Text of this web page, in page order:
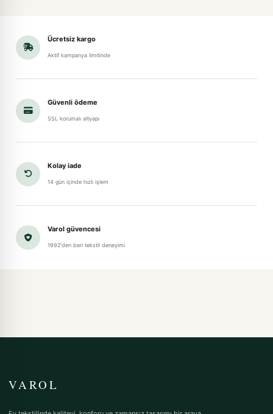
Ücretsiz kargo
Aktif kampanya limitinde
Güvenli ödeme
SSL korumalı altyapı
Kolay iade
14 gün içinde hızlı işlem
Varol güvencesi
1992'den beri tekstil deneyimi
VAROL